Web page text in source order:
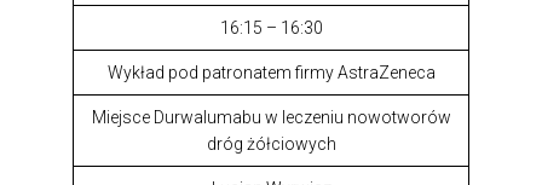
16:15 – 16:30
Wykład pod patronatem firmy AstraZeneca
Miejsce Durwalumabu w leczeniu nowotworów
dróg żółciowych